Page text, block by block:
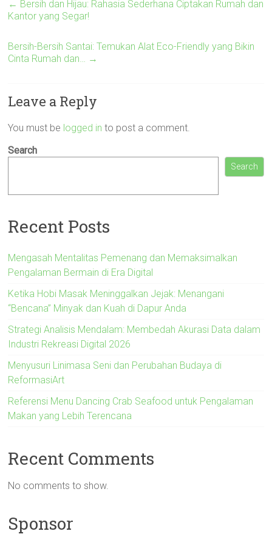
← Bersih dan Hijau: Rahasia Sederhana Ciptakan Rumah dan
Kantor yang Segar!
Bersih-Bersih Santai: Temukan Alat Eco-Friendly yang Bikin
Cinta Rumah dan… →
Leave a Reply
You must be logged in to post a comment.
Search
Search
Recent Posts
Mengasah Mentalitas Pemenang dan Memaksimalkan
Pengalaman Bermain di Era Digital
Ketika Hobi Masak Meninggalkan Jejak: Menangani
“Bencana” Minyak dan Kuah di Dapur Anda
Strategi Analisis Mendalam: Membedah Akurasi Data dalam
Industri Rekreasi Digital 2026
Menyusuri Linimasa Seni dan Perubahan Budaya di
ReformasiArt
Referensi Menu Dancing Crab Seafood untuk Pengalaman
Makan yang Lebih Terencana
Recent Comments
No comments to show.
Sponsor